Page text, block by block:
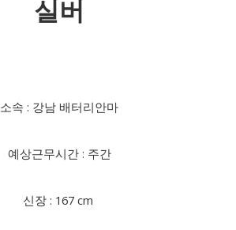
실버
소속 : 강남 배터리안마
예상근무시간 : 주간
신장 : 167 cm